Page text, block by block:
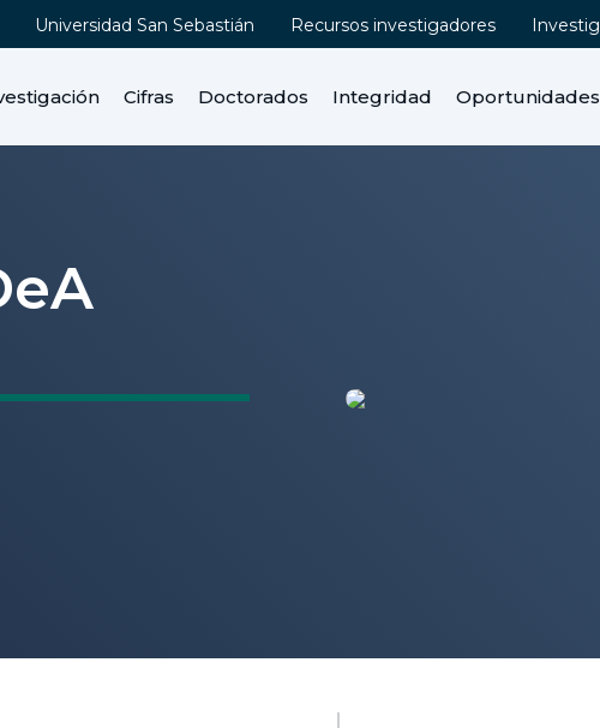
Universidad San Sebastián Recursos investigadores
Cifras Doctorados Integridad Oportunidades